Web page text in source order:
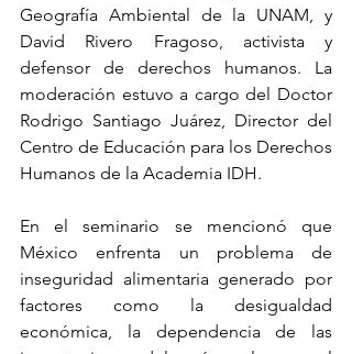
Geografía Ambiental de la UNAM, y
David Rivero Fragoso, activista y
defensor de derechos humanos. La
moderación estuvo a cargo del Doctor
Rodrigo Santiago Juárez, Director del
Centro de Educación para los Derechos
Humanos de la Academia IDH.
En el seminario se mencionó que
México enfrenta un problema de
inseguridad alimentaria generado por
factores como la desigualdad
económica, la dependencia de las